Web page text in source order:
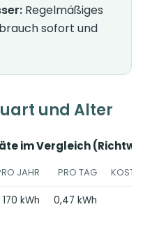
Regelmäßiges
sofort und
und Alter
im Vergleich
JAHR PRO TAG
170 kWh 0,47 kWh